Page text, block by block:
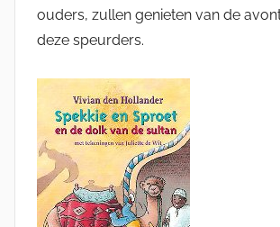
ouders, zullen genieten van de
deze speurders.